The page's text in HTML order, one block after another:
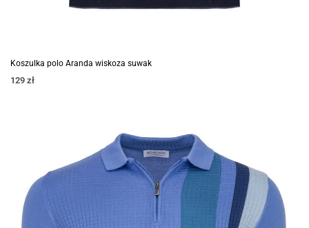
Koszulka polo Aranda wiskoza suwak
129 zł